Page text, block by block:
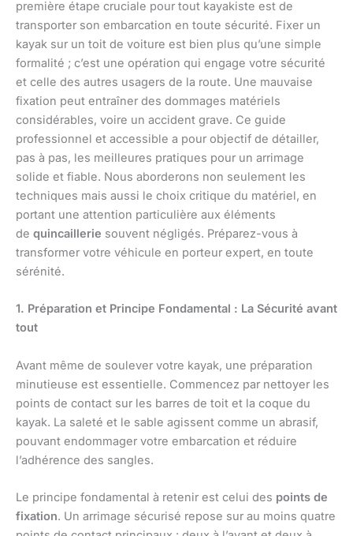
première étape cruciale pour tout kayakiste est de
transporter son embarcation en toute sécurité. Fixer un
kayak sur un toit de voiture est bien plus qu’une simple
formalité ; c’est une opération qui engage votre sécurité
et celle des autres usagers de la route. Une mauvaise
fixation peut entraîner des dommages matériels
considérables, voire un accident grave. Ce guide
professionnel et accessible a pour objectif de détailler,
pas à pas, les meilleures pratiques pour un arrimage
solide et fiable. Nous aborderons non seulement les
techniques mais aussi le choix critique du matériel, en
portant une attention particulière aux éléments
de quincaillerie souvent négligés. Préparez-vous à
transformer votre véhicule en porteur expert, en toute
sérénité.
1. Préparation et Principe Fondamental : La Sécurité avant
tout
Avant même de soulever votre kayak, une préparation
minutieuse est essentielle. Commencez par nettoyer les
points de contact sur les barres de toit et la coque du
kayak. La saleté et le sable agissent comme un abrasif,
pouvant endommager votre embarcation et réduire
l’adhérence des sangles.
Le principe fondamental à retenir est celui des points de
fixation. Un arrimage sécurisé repose sur au moins quatre